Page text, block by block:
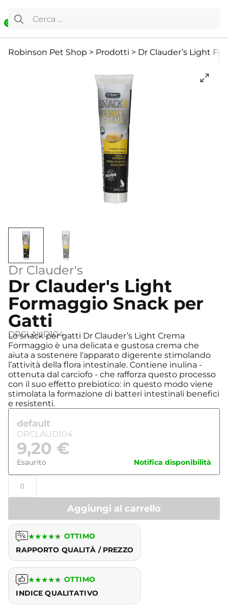
0
Ricerca per:
Robinson Pet Shop > Prodotti > Dr Clauder’s Light
Dr Clauder's
Dr Clauder's Light
Formaggio Snack per
Gatti
DRCLAUD104
Lo snack per gatti Dr Clauder’s Light Crema
Formaggio è una delicata e gustosa crema che
aiuta a sostenere l'apparato digerente stimolando
l’attività della flora intestinale. Contiene inulina -
ottenuta dal carciofo - che rafforza questo processo
con il suo effetto prebiotico: in questo modo viene
stimolata la formazione di batteri intestinali benefici
e resistenti.
default
DRCLAUD104
9,20 €
Esaurito Notifica disponibilità
Aggiungi al carrello
★★★★★ OTTIMO
RAPPORTO QUALITÀ / PREZZO
★★★★★ OTTIMO
INDICE QUALITATIVO